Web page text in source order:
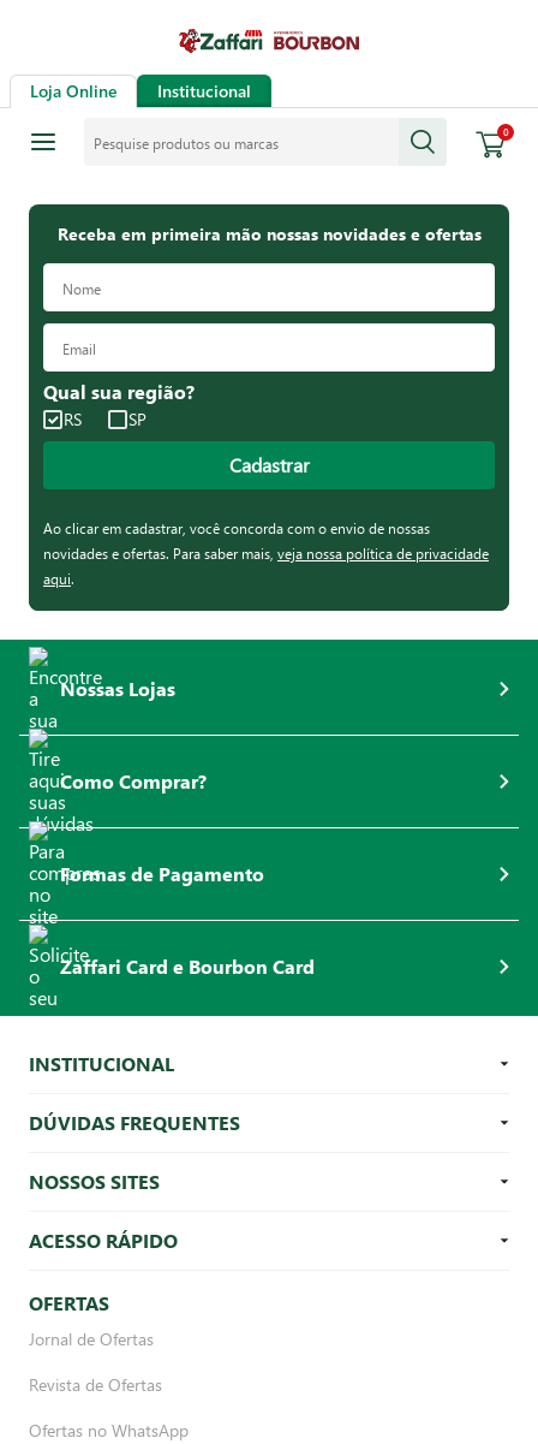
Loja Online Institucional
0
Receba em primeira mão nossas novidades e ofertas
Qual sua região?
RS SP
Cadastrar
Ao clicar em cadastrar, você concorda com o envio de nossas
novidades e ofertas. Para saber mais, veja nossa política de privacidade
aqui.
Nossas Lojas
Como Comprar?
Formas de Pagamento
Zaffari Card e Bourbon Card
INSTITUCIONAL
DÚVIDAS FREQUENTES
NOSSOS SITES
ACESSO RÁPIDO
OFERTAS
Jornal de Ofertas
Revista de Ofertas
Ofertas no WhatsApp